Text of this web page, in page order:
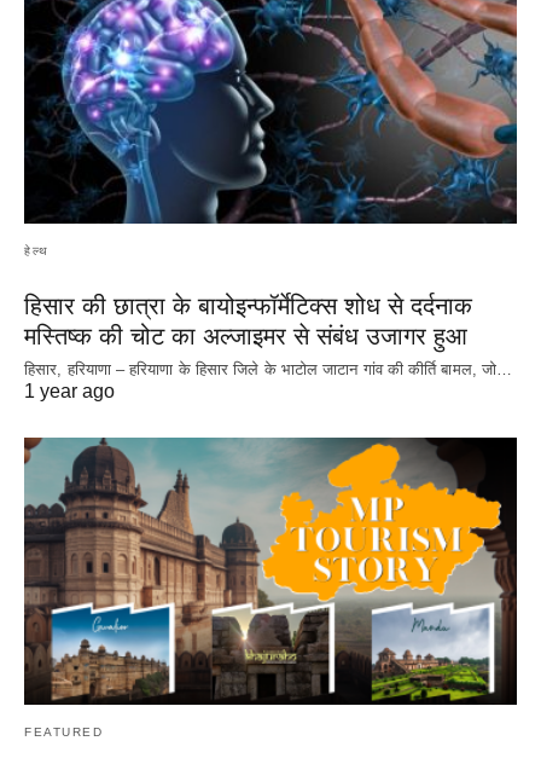
हेल्थ
हिसार की छात्रा के बायोइन्फॉर्मेटिक्स शोध से दर्दनाक
मस्तिष्क की चोट का अल्जाइमर से संबंध उजागर हुआ
हिसार, हरियाणा – हरियाणा के हिसार जिले के भाटोल जाटान गांव की कीर्ति बामल, जो…
1 year ago
FEATURED